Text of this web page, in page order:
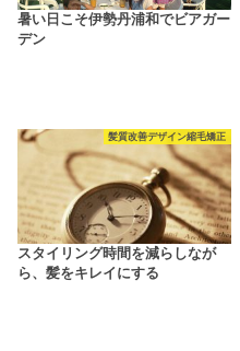
暑い日こそ伊勢丹浦和でビアガー
デン
髪質改善デザイン縮毛矯正
スタイリング時間を減らしなが
ら、髪をキレイにする